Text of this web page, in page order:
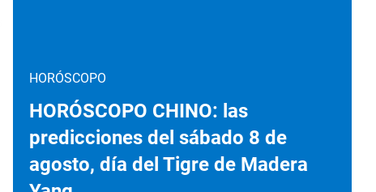
HORÓSCOPO
HORÓSCOPO CHINO: las
predicciones del sábado 8 de
agosto, día del Tigre de Madera